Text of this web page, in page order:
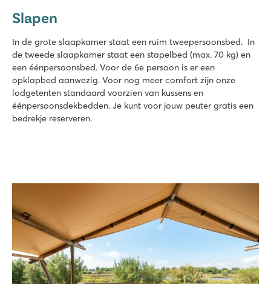
Slapen
In de grote slaapkamer staat een ruim tweepersoonsbed. In
de tweede slaapkamer staat een stapelbed (max. 70 kg) en
een éénpersoonsbed. Voor de 6e persoon is er een
opklapbed aanwezig. Voor nog meer comfort zijn onze
lodgetenten standaard voorzien van kussens en
éénpersoonsdekbedden. Je kunt voor jouw peuter gratis een
bedrekje reserveren.